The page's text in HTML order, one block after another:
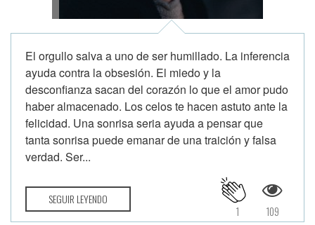
El orgullo salva a uno de ser humillado. La inferencia
ayuda contra la obsesión. El miedo y la
desconfianza sacan del corazón lo que el amor pudo
haber almacenado. Los celos te hacen astuto ante la
felicidad. Una sonrisa seria ayuda a pensar que
tanta sonrisa puede emanar de una traición y falsa
verdad. Ser...
SEGUIR LEYENDO
109
1